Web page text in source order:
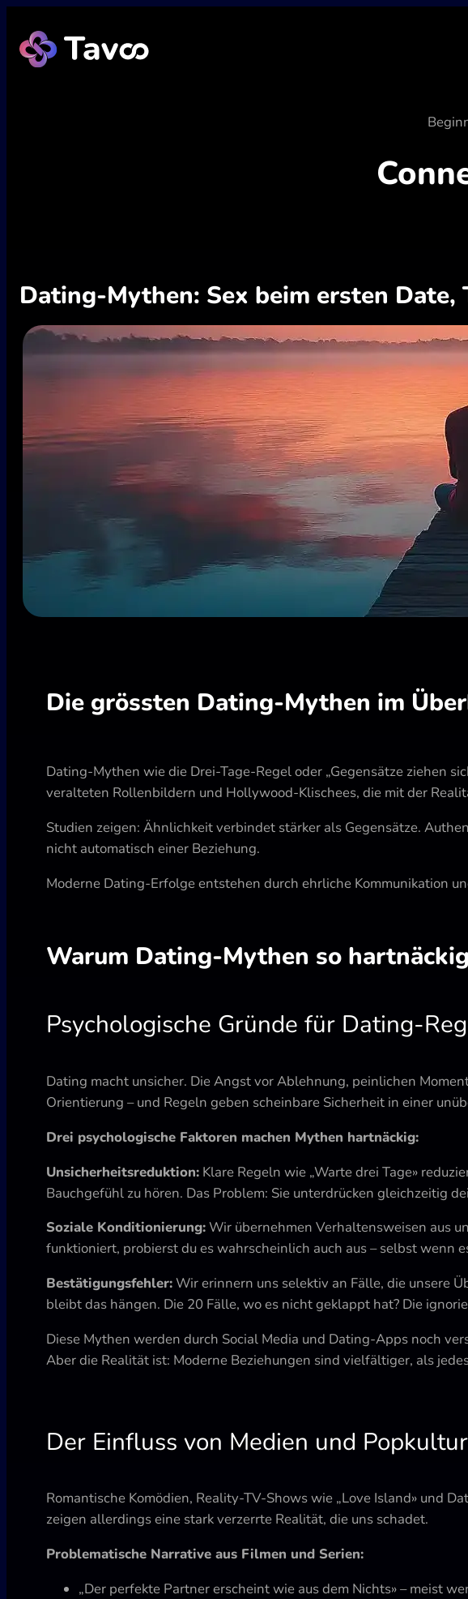
Inhalt
springen
Dating-Mythen: Sex beim ersten Date,
Die grössten Dating-Mythen im
Dating-Mythen wie die Drei-Tage-Regel oder „Gegensätze ziehen
veralteten Rollenbildern und Hollywood-Klischees, die mit der
Studien zeigen: Ähnlichkeit verbindet stärker als Gegensätze.
nicht automatisch einer Beziehung.
Moderne Dating-Erfolge entstehen durch ehrliche Kommunikation
Warum Dating-Mythen so
Psychologische Gründe für Dating-
Dating macht unsicher. Die Angst vor Ablehnung, peinlichen
Orientierung – und Regeln geben scheinbare Sicherheit in einer
Drei psychologische Faktoren machen Mythen hartnäckig:
Unsicherheitsreduktion: Klare Regeln wie „Warte drei Tage»
Bauchgefühl zu hören. Das Problem: Sie unterdrücken gleichzeitig
Soziale Konditionierung:Wir übernehmen Verhaltensweisen aus
funktioniert, probierst du es wahrscheinlich auch aus – selbst wenn
Bestätigungsfehler:Wir erinnern uns selektiv an Fälle, die unsere
bleibt das hängen. Die 20 Fälle, wo es nicht geklappt hat? Die
Diese Mythen werden durch Social Media und Dating-Apps noch
Aber die Realität ist: Moderne Beziehungen sind vielfältiger, als
Der Einfluss von Medien und Popkultur
Romantische Komödien, Reality-TV-Shows wie „Love Island» und
zeigen allerdings eine stark verzerrte Realität, die uns schadet.
Problematische Narrative aus Filmen und Serien:
„Der perfekte Partner erscheint wie aus dem Nichts» – meist